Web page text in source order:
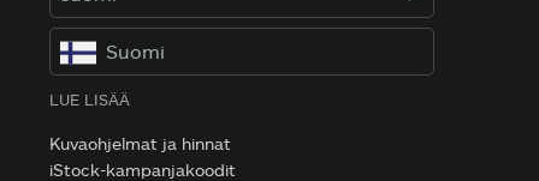
Suomi
LUE LISÄÄ
Kuvaohjelmat ja hinnat
iStock-kampanjakoodit